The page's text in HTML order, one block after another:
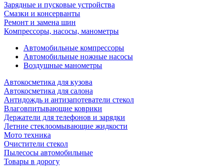
Зарядные и пусковые устройства
Смазки и консерванты
Ремонт и замена шин
Компрессоры, насосы, манометры
Автомобильные компрессоры
Автомобильные ножные насосы
Воздушные манометры
Автокосметика для кузова
Автокосметика для салона
Антидождь и антизапотеватели стекол
Влаговпитывающие коврики
Держатели для телефонов и зарядки
Летние стеклоомывающие жидкости
Мото техника
Очистители стекол
Пылесосы автомобильные
Товары в дорогу